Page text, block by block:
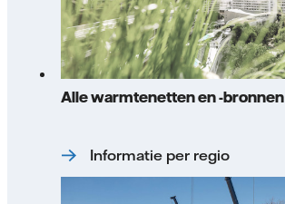
Alle warmtenetten en -bronnen
Informatie per regio